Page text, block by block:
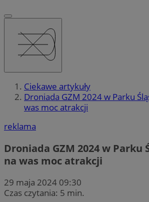
Ciekawe artykuły
Droniada GZM 2024 w Parku
was moc atrakcji
reklama
Droniada GZM 2024 w Parku
na was moc atrakcji
29 maja 2024 09:30
Czas czytania: 5 min.